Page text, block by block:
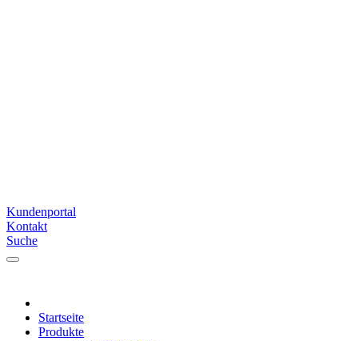
Kundenportal
Kontakt
Suche
Startseite
Produkte